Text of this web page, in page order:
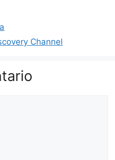
Channel